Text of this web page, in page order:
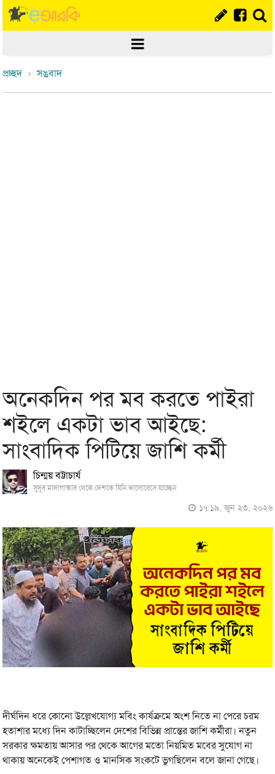
প্রচ্ছদ সঙবাদ
অনেকদিন পর মব করতে পাইরা
শইলে একটা ভাব আইছে:
সাংবাদিক পিটিয়ে জাশি কর্মী
চিন্ময় বট্টাচার্য
সুদূর মাদাগাস্কার থেকে দেশকে যিনি ভালোবেসে যাচ্ছেন
১৭:১৯, জুন ২৩, ২০২৬
দীর্ঘদিন ধরে কোনো উল্লেখযোগ্য মবিং কার্যক্রমে অংশ নিতে না পেরে চরম
হতাশার মধ্যে দিন কাটাচ্ছিলেন দেশের বিভিন্ন প্রান্তের জাশি কর্মীরা। নতুন
সরকার ক্ষমতায় আসার পর থেকে আগের মতো নিয়মিত মবের সুযোগ না
থাকায় অনেকেই পেশাগত ও মানসিক সংকটে ভুগছিলেন বলে জানা গেছে।